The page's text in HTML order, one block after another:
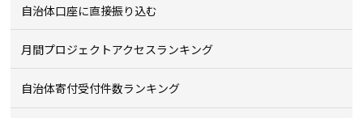
自治体口座に直接振り込む
月間プロジェクトアクセスランキング
自治体寄付受付件数ランキング